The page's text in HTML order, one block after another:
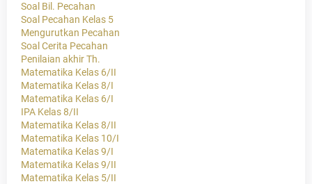
Soal Bil. Pecahan
Soal Pecahan Kelas 5
Mengurutkan Pecahan
Soal Cerita Pecahan
Penilaian akhir Th.
Matematika Kelas 6/II
Matematika Kelas 8/I
Matematika Kelas 6/I
IPA Kelas 8/II
Matematika Kelas 8/II
Matematika Kelas 10/I
Matematika Kelas 9/I
Matematika Kelas 9/II
Matematika Kelas 5/II